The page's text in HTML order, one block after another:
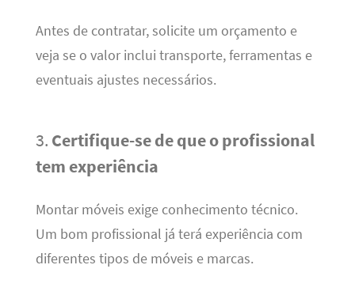
Antes de contratar, solicite um orçamento e
veja se o valor inclui transporte, ferramentas e
eventuais ajustes necessários.
3. Certifique-se de que o profissional
tem experiência
Montar móveis exige conhecimento técnico.
Um bom profissional já terá experiência com
diferentes tipos de móveis e marcas.